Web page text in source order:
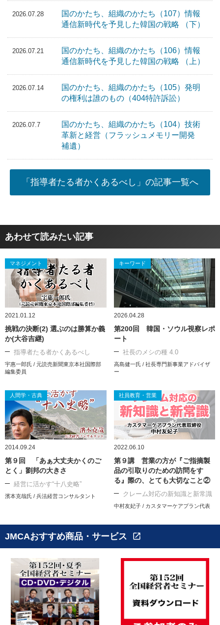
2026.07.28
国のかたち、組織のかたち（107）情報
通信新時代を予見した韓国の戦略 （下）
2026.07.21
国のかたち、組織のかたち（106）情報
通信新時代を予見した韓国の戦略 （上）
2026.07.14
国のかたち、組織のかたち（105）発明
の権利は誰のもの（404特許訴訟）
2026.07.7
国のかたち、組織のかたち（104）技術
革新と経営（フラッシュメモリー開発
補遺）
「指導者たる者かくあるべし」の記事一覧へ
あわせて読みたい記事
マネジメント
2021.01.12
挑戦の決断(2) 選ぶのは勝算か義
か(大谷吉継)
指導者たる者かくあるべし
宇惠一郎氏 / 元読売新聞東京本社国際部
編集委員
キーワード
2026.04.28
第200回 韓国・ソウル視察レポ
ート
社長のメシの種 4.0
高島健一氏 / 社長専門新事業アドバイザ
ー
人間学・古典
2014.09.24
第９回 「あぁ大丈夫かくのご
とく」劉邦の大きさ
経営に活かす“十八史略”
濱本克哉氏 / 兵法経営コンサルタント
社員教育・営業
2022.06.10
第９講 営業の方が『ご指摘製
品の引取りのための訪問をす
る』際の、とても大切なこと②
クレーム対応の新知識と新常識
中村友妃子 / カスタマーケアプラン代表
JMCAおすすめ商品・サービス open_in_new